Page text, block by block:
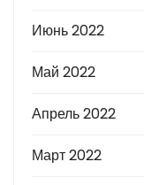
Июнь 2022
Май 2022
Апрель 2022
Март 2022